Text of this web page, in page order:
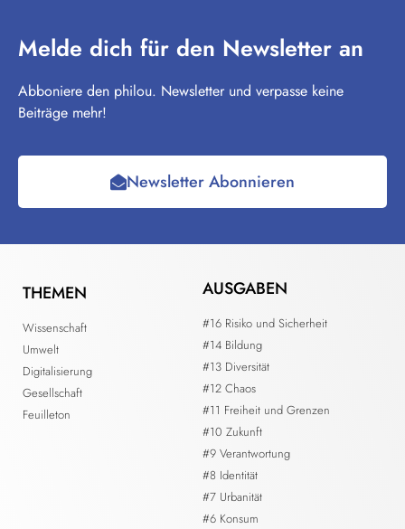
Melde dich für den Newsletter an
Abboniere den philou. Newsletter und verpasse keine
Beiträge mehr!
Newsletter Abonnieren
THEMEN
Wissenschaft
Umwelt
Digitalisierung
Gesellschaft
Feuilleton
AUSGABEN
#16 Risiko und Sicherheit
#14 Bildung
#13 Diversität
#12 Chaos
#11 Freiheit und Grenzen
#10 Zukunft
#9 Verantwortung
#8 Identität
#7 Urbanität
#6 Konsum